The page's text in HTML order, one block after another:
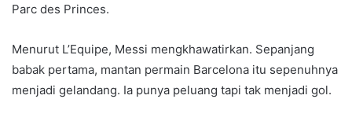
Parc des Princes.
Menurut L’Equipe, Messi mengkhawatirkan. Sepanjang
babak pertama, mantan permain Barcelona itu sepenuhnya
menjadi gelandang. Ia punya peluang tapi tak menjadi gol.